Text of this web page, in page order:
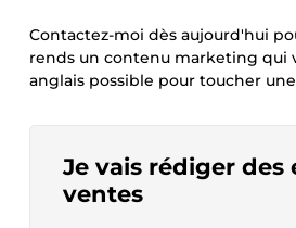
Contactez-moi dès aujourd'hui
rends un contenu marketing qui
anglais possible pour toucher
Je vais rédiger
ventes